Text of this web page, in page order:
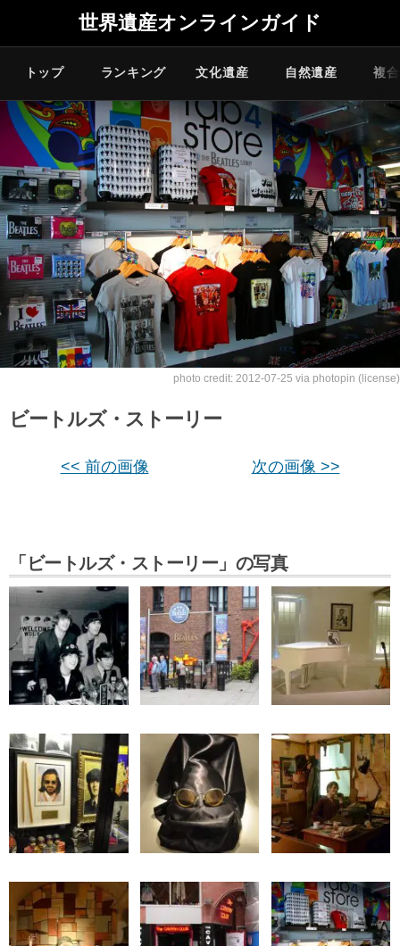
世界遺産オンラインガイド
トップ ランキング 文化遺産 自然遺産 複
photo credit: 2012-07-25 via photopin (license)
ビートルズ・ストーリー
<< 前の画像 次の画像 >>
「ビートルズ・ストーリー」の写真